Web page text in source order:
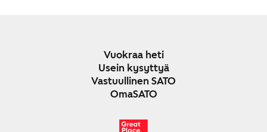
Vuokraa heti
Usein kysyttyä
Vastuullinen SATO
OmaSATO